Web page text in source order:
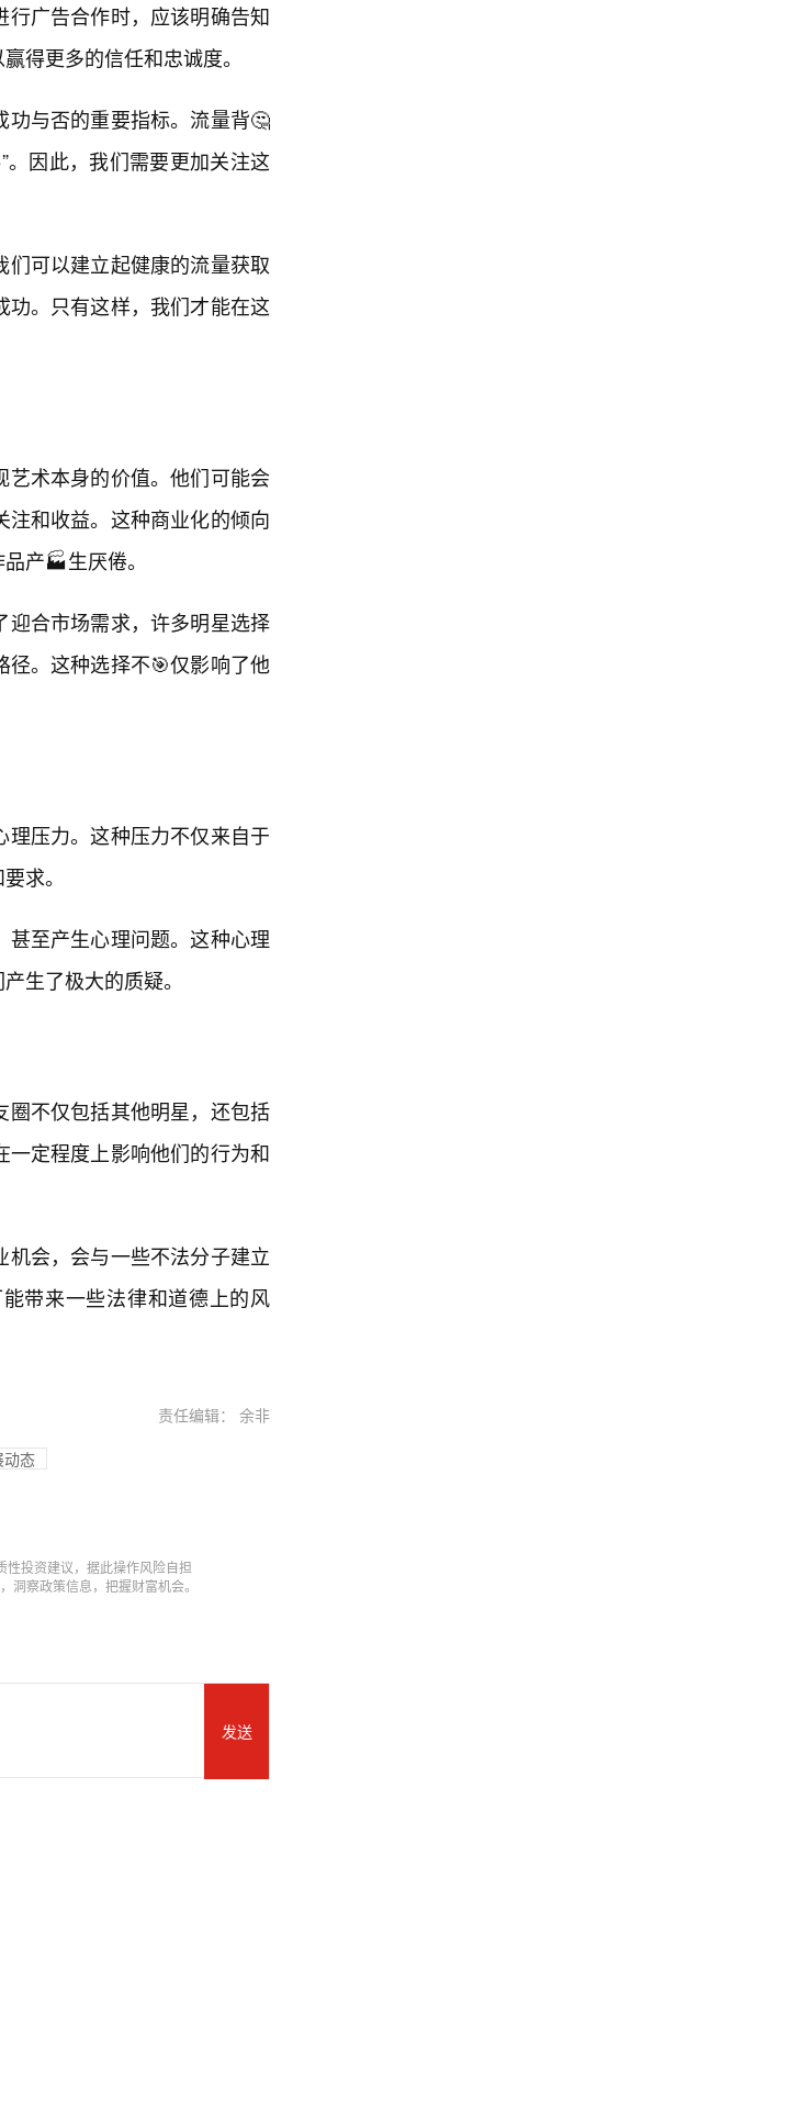
广告合作时，应该明确告知
得更多的信任和忠诚度。
与否的重要指标。流量背🤔
因此，我们需要更加关注这
可以建立起健康的流量获取
。只有这样，我们才能在这
术本身的价值。他们可能会
和收益。这种商业化的倾向
产🏭生厌倦。
合市场需求，许多明星选择
。这种选择不🎯仅影响了他
压力。这种压力不仅来自于
求。
至产生心理问题。这种心理
生了极大的质疑。
不仅包括其他明星，还包括
定程度上影响他们的行为和
会，会与一些不法分子建立
带来一些法律和道德上的风
责任编辑： 余非
动态
性投资建议，据此操作风险自担
洞察政策信息，把握财富机会。
发送